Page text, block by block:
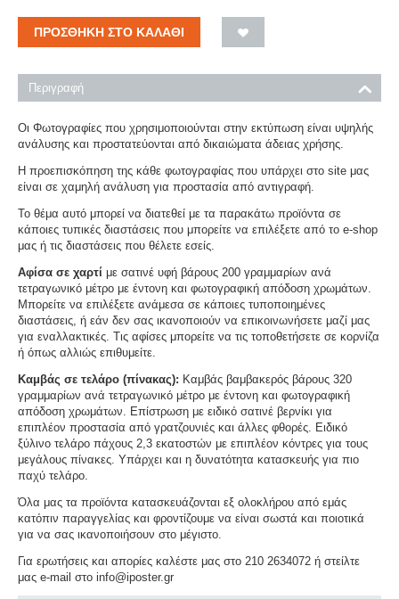
ΠΡΟΣΘΉΚΗ ΣΤΟ ΚΑΛΆΘΙ
Περιγραφή
Οι Φωτογραφίες που χρησιμοποιούνται στην εκτύπωση είναι υψηλής
ανάλυσης και προστατεύονται από δικαιώματα άδειας χρήσης.
Η προεπισκόπηση της κάθε φωτογραφίας που υπάρχει στο site μας
είναι σε χαμηλή ανάλυση για προστασία από αντιγραφή.
Το θέμα αυτό μπορεί να διατεθεί με τα παρακάτω προϊόντα σε
κάποιες τυπικές διαστάσεις που μπορείτε να επιλέξετε από το e-shop
μας ή τις διαστάσεις που θέλετε εσείς.
Αφίσα σε χαρτί με σατινέ υφή βάρους 200 γραμμαρίων ανά
τετραγωνικό μέτρο με έντονη και φωτογραφική απόδοση χρωμάτων.
Μπορείτε να επιλέξετε ανάμεσα σε κάποιες τυποποιημένες
διαστάσεις, ή εάν δεν σας ικανοποιούν να επικοινωνήσετε μαζί μας
για εναλλακτικές. Τις αφίσες μπορείτε να τις τοποθετήσετε σε κορνίζα
ή όπως αλλιώς επιθυμείτε.
Καμβάς σε τελάρο (πίνακας): Καμβάς βαμβακερός βάρους 320
γραμμαρίων ανά τετραγωνικό μέτρο με έντονη και φωτογραφική
απόδοση χρωμάτων. Επίστρωση με ειδικό σατινέ βερνίκι για
επιπλέον προστασία από γρατζουνιές και άλλες φθορές. Ειδικό
ξύλινο τελάρο πάχους 2,3 εκατοστών με επιπλέον κόντρες για τους
μεγάλους πίνακες. Υπάρχει και η δυνατότητα κατασκευής για πιο
παχύ τελάρο.
Όλα μας τα προϊόντα κατασκευάζονται εξ ολοκλήρου από εμάς
κατόπιν παραγγελίας και φροντίζουμε να είναι σωστά και ποιοτικά
για να σας ικανοποιήσουν στο μέγιστο.
Για ερωτήσεις και απορίες καλέστε μας στο 210 2634072 ή στείλτε
μας e-mail στο info@iposter.gr